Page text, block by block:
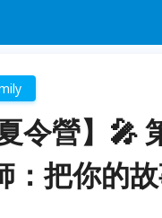
令營】🎤
：把你的